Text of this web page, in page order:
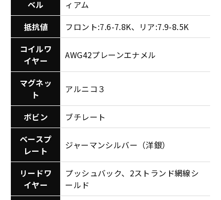
ベル
ィアム
抵抗値
フロント:7.6-7.8K、リア:7.9-8.5K
コイルワ
イヤー
AWG42プレーンエナメル
マグネッ
ト
アルニコ３
ボビン
ブチレート
ベースプ
レート
ジャーマンシルバー（洋銀）
リードワ
イヤー
プッシュバック、2ストランド網線シ
ールド